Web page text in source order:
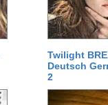
Twilight
Deutsch
2